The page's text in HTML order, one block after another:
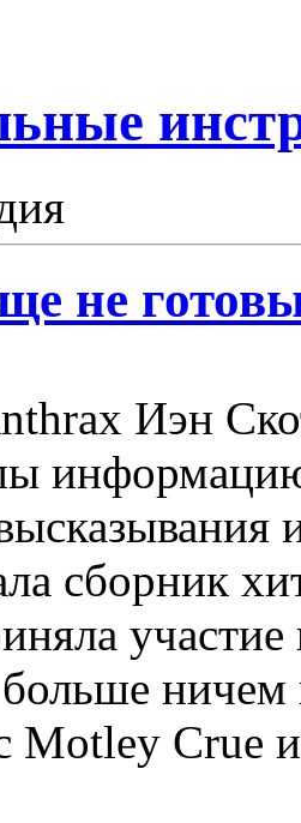
не
Иэн
сборник
ничем
Motley Crue